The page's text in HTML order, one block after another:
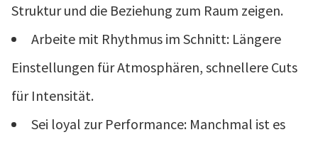
Struktur und die Beziehung zum Raum zeigen.
Arbeite mit Rhythmus im Schnitt: Längere
Einstellungen für Atmosphären, schnellere Cuts
für Intensität.
Sei loyal zur Performance: Manchmal ist es